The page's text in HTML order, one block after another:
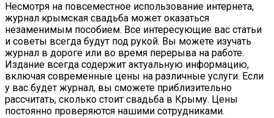
Несмотря на повсеместное использование интернета,
журнал крымская свадьба может оказаться
незаменимым пособием. Все интересующие вас статьи
и советы всегда будут под рукой. Вы можете изучать
журнал в дороге или во время перерыва на работе.
Издание всегда содержит актуальную информацию,
включая современные цены на различные услуги. Если
у вас будет журнал, вы сможете приблизительно
рассчитать, сколько стоит свадьба в Крыму. Цены
постоянно проверяются нашими сотрудниками.